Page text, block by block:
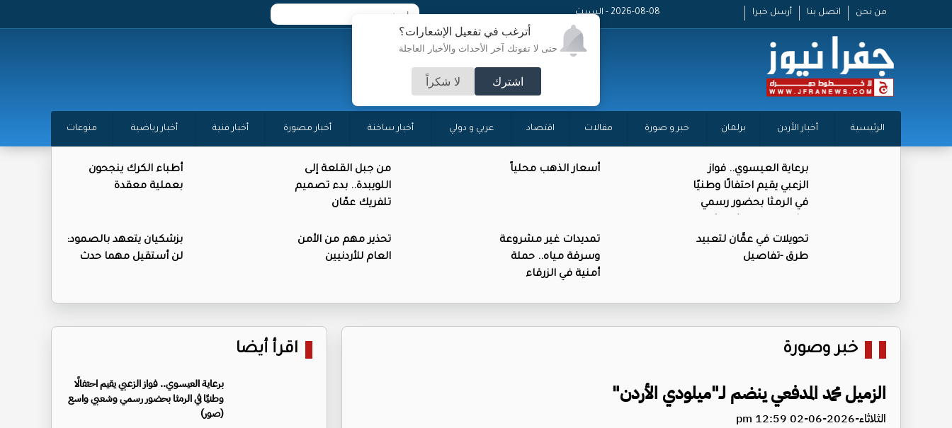
أترغب في تفعيل الإشعارات؟
حتى لا تفوتك آخر الأحداث والأخبار العاجلة
اشترك لا شكراً
من نحن اتصل بنا أرسل خبرا 2026-08-08 - السبت
الرئيسية أخبار الأردن برلمان خبر و صورة مقالات اقتصاد عربي و دولي أخبار ساخنة أخبار مصورة أخبار فنية أخبار رياضية منوعات
برعاية العيسوي.. فواز
الزعبي يقيم احتفالًا وطنيًا
في الرمثا بحضور رسمي
أسعار الذهب محلياً
من جبل القلعة إلى
اللويبدة.. بدء تصميم
تلفريك عمّان
أطباء الكرك ينجحون
بعملية معقدة
تحويلات في عمَّان لتعبيد
طرق -تفاصيل
تمديدات غير مشروعة
وسرقة مياه.. حملة
أمنية في الزرقاء
تحذير مهم من الأمن
العام للأردنيين
بزشكيان يتعهد بالصمود:
لن أستقيل مهما حدث
خبر وصورة
الزميل محمد المدفعي ينضم لـ"ميلودي الأردن"
الثلاثاء-2026-06-02 12:59 pm
اقرأ أيضا
برعاية العيسوي.. فواز الزعبي يقيم احتفالًا
وطنيًا في الرمثا بحضور رسمي وشعبي واسع
(صور)